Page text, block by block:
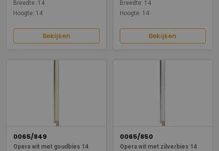
Breedte: 14
Hoogte: 14
Bekijken
Breedte: 14
Hoogte: 14
Bekijken
0065/849
Opera wit met goudbies 14
0065/850
Opera wit met zilverbies 14